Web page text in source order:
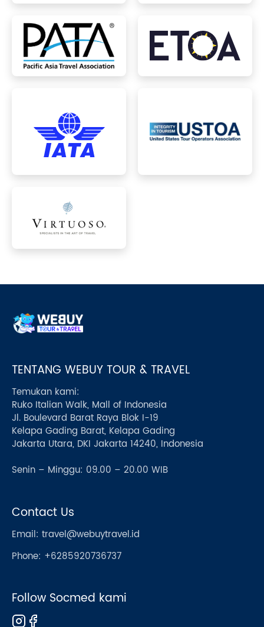
TENTANG WEBUY TOUR & TRAVEL
Temukan kami:
Ruko Italian Walk, Mall of Indonesia
Jl. Boulevard Barat Raya Blok I-19
Kelapa Gading Barat, Kelapa Gading
Jakarta Utara, DKI Jakarta 14240, Indonesia
Senin – Minggu: 09.00 – 20.00 WIB
Contact Us
Email: travel@webuytravel.id
Phone: +6285920736737
Follow Socmed kami